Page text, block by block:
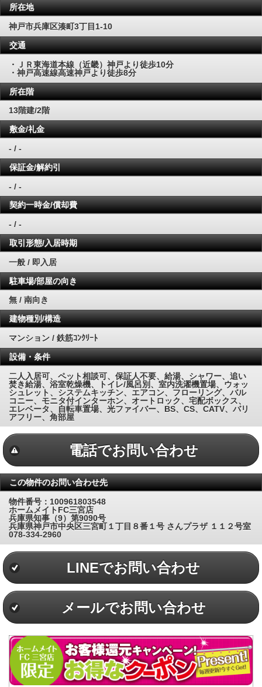
所在地
神戸市兵庫区湊町3丁目1-10
交通
・ＪＲ東海道本線（近畿）神戸より徒歩10分
・神戸高速線高速神戸より徒歩8分
所在階
13階建/2階
敷金/礼金
- / -
保証金/解約引
- / -
契約一時金/償却費
- / -
取引形態/入居時期
一般 / 即入居
駐車場/部屋の向き
無 / 南向き
建物種別/構造
マンション / 鉄筋ｺﾝｸﾘｰﾄ
設備・条件
二人入居可、ペット相談可、保証人不要、給湯、シャワー、追い
焚き給湯、浴室乾燥機、トイレ/風呂別、室内洗濯機置場、ウォッ
シュレット、システムキッチン、エアコン、フローリング、バル
コニー、モニタ付インターホン、オートロック、宅配ボックス、
エレベータ、自転車置場、光ファイバー、BS、CS、CATV、バリ
アフリー、角部屋
電話でお問い合わせ
この物件のお問い合わせ先
物件番号：100961803548
ホームメイトFC三宮店
兵庫県知事（9）第9090号
兵庫県神戸市中央区三宮町１丁目８番１号 さんプラザ １１２号室
078-334-2960
LINEでお問い合わせ
メールでお問い合わせ